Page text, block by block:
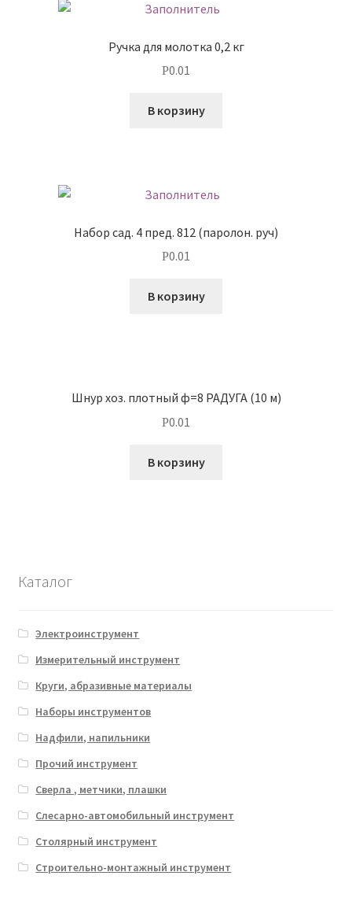
Ручка для молотка 0,2 кг
Р0.01
В корзину
Набор сад. 4 пред. 812 (паролон. руч)
Р0.01
В корзину
Шнур хоз. плотный ф=8 РАДУГА (10 м)
Р0.01
В корзину
Каталог
Электроинструмент
Измерительный инструмент
Круги, абразивные материалы
Наборы инструментов
Надфили, напильники
Прочий инструмент
Сверла , метчики, плашки
Слесарно-автомобильный инструмент
Столярный инструмент
Строительно-монтажный инструмент